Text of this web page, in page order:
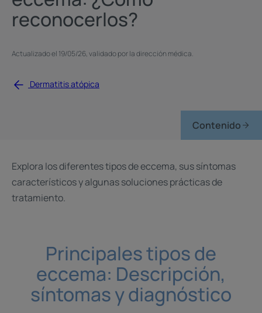
reconocerlos?
Actualizado el 19/05/26, validado porla dirección médica.
Dermatitis atópica
Contenido
Explora los diferentes tipos de eccema, sus síntomas
característicos y algunas soluciones prácticas de
tratamiento.
Principales tipos de
eccema: Descripción,
síntomas y diagnóstico